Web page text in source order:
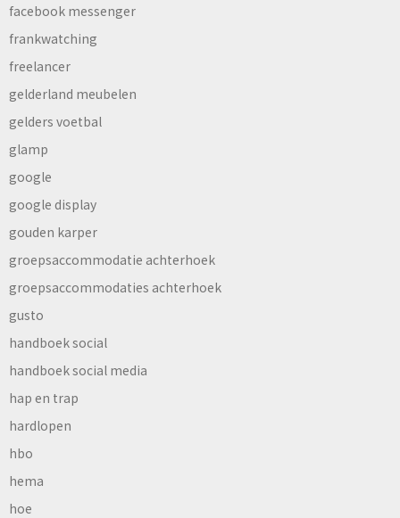
facebook messenger
frankwatching
freelancer
gelderland meubelen
gelders voetbal
glamp
google
google display
gouden karper
groepsaccommodatie achterhoek
groepsaccommodaties achterhoek
gusto
handboek social
handboek social media
hap en trap
hardlopen
hbo
hema
hoe